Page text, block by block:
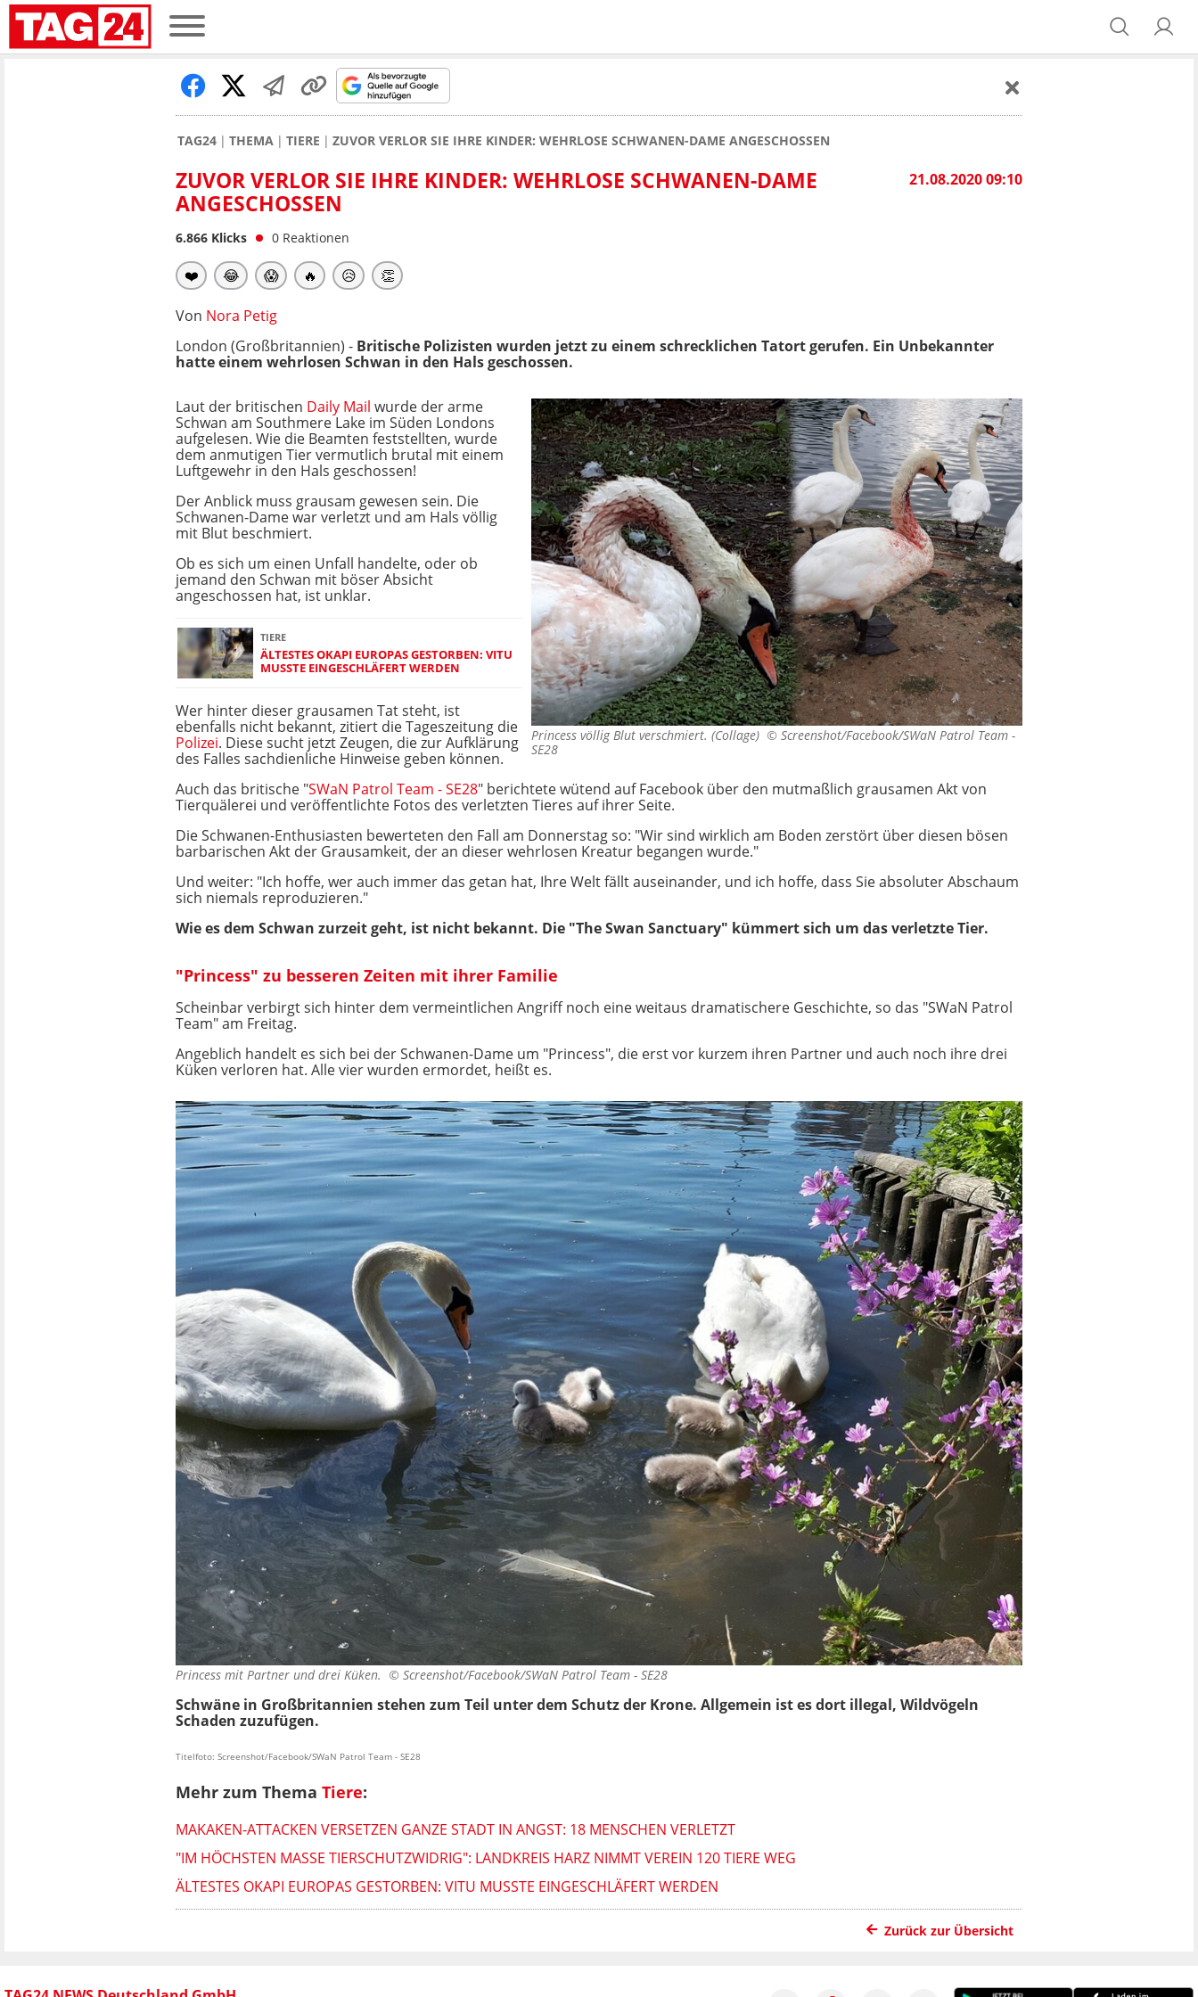
TAG24 THEMA TIERE ZUVOR VERLOR SIE IHRE KINDER: WEHRLOSE SCHWANEN-DAME ANGESCHOSSEN
21.08.2020 09:10
ZUVOR VERLOR SIE IHRE KINDER: WEHRLOSE SCHWANEN-DAME
ANGESCHOSSEN
6.866 Klicks 0 Reaktionen
❤️ 😂 😱 🔥 😥 👏
Von Nora Petig
London (Großbritannien) - Britische Polizisten wurden jetzt zu einem schrecklichen Tatort gerufen. Ein Unbekannter
hatte einem wehrlosen Schwan in den Hals geschossen.
Princess völlig Blut verschmiert. (Collage) © Screenshot/Facebook/SWaN Patrol Team -
SE28
Laut der britischen Daily Mail wurde der arme
Schwan am Southmere Lake im Süden Londons
aufgelesen. Wie die Beamten feststellten, wurde
dem anmutigen Tier vermutlich brutal mit einem
Luftgewehr in den Hals geschossen!
Der Anblick muss grausam gewesen sein. Die
Schwanen-Dame war verletzt und am Hals völlig
mit Blut beschmiert.
Ob es sich um einen Unfall handelte, oder ob
jemand den Schwan mit böser Absicht
angeschossen hat, ist unklar.
TIERE
ÄLTESTES OKAPI EUROPAS GESTORBEN: VITU
MUSSTE EINGESCHLÄFERT WERDEN
Wer hinter dieser grausamen Tat steht, ist
ebenfalls nicht bekannt, zitiert die Tageszeitung die
Polizei. Diese sucht jetzt Zeugen, die zur Aufklärung
des Falles sachdienliche Hinweise geben können.
Auch das britische "SWaN Patrol Team - SE28" berichtete wütend auf Facebook über den mutmaßlich grausamen Akt von
Tierquälerei und veröffentlichte Fotos des verletzten Tieres auf ihrer Seite.
Die Schwanen-Enthusiasten bewerteten den Fall am Donnerstag so: "Wir sind wirklich am Boden zerstört über diesen bösen
barbarischen Akt der Grausamkeit, der an dieser wehrlosen Kreatur begangen wurde."
Und weiter: "Ich hoffe, wer auch immer das getan hat, Ihre Welt fällt auseinander, und ich hoffe, dass Sie absoluter Abschaum
sich niemals reproduzieren."
Wie es dem Schwan zurzeit geht, ist nicht bekannt. Die "The Swan Sanctuary" kümmert sich um das verletzte Tier.
"Princess" zu besseren Zeiten mit ihrer Familie
Scheinbar verbirgt sich hinter dem vermeintlichen Angriff noch eine weitaus dramatischere Geschichte, so das "SWaN Patrol
Team" am Freitag.
Angeblich handelt es sich bei der Schwanen-Dame um "Princess", die erst vor kurzem ihren Partner und auch noch ihre drei
Küken verloren hat. Alle vier wurden ermordet, heißt es.
Princess mit Partner und drei Küken. © Screenshot/Facebook/SWaN Patrol Team - SE28
Schwäne in Großbritannien stehen zum Teil unter dem Schutz der Krone. Allgemein ist es dort illegal, Wildvögeln
Schaden zuzufügen.
Titelfoto: Screenshot/Facebook/SWaN Patrol Team - SE28
Mehr zum Thema Tiere:
MAKAKEN-ATTACKEN VERSETZEN GANZE STADT IN ANGST: 18 MENSCHEN VERLETZT
"IM HÖCHSTEN MASSE TIERSCHUTZWIDRIG": LANDKREIS HARZ NIMMT VEREIN 120 TIERE WEG
ÄLTESTES OKAPI EUROPAS GESTORBEN: VITU MUSSTE EINGESCHLÄFERT WERDEN
Zurück zur Übersicht